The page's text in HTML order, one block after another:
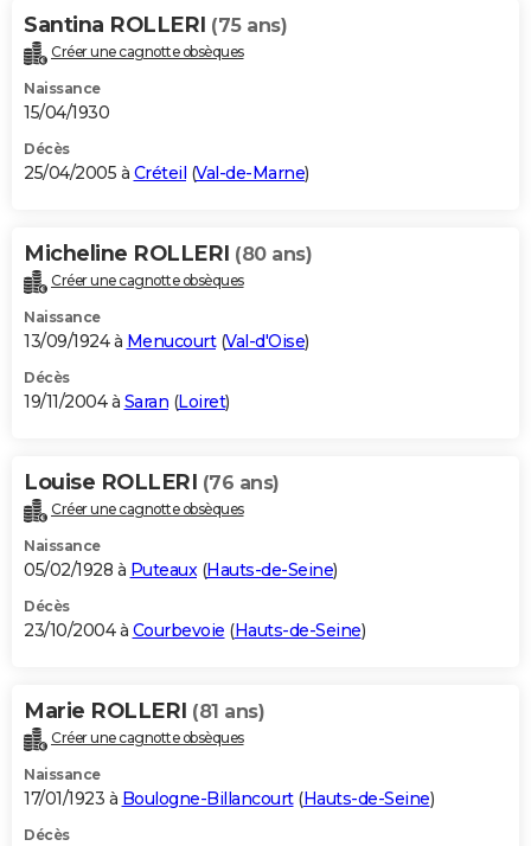
Santina ROLLERI (75 ans)
Créer une cagnotte obsèques
Naissance
15/04/1930
Décès
25/04/2005 à Créteil (Val-de-Marne)
Micheline ROLLERI (80 ans)
Créer une cagnotte obsèques
Naissance
13/09/1924 à Menucourt(Val-d'Oise)
Décès
19/11/2004 à Saran (Loiret)
Louise ROLLERI (76 ans)
Créer une cagnotte obsèques
Naissance
05/02/1928 à Puteaux(Hauts-de-Seine)
Décès
23/10/2004 à Courbevoie (Hauts-de-Seine)
Marie ROLLERI (81 ans)
Créer une cagnotte obsèques
Naissance
17/01/1923 à Boulogne-Billancourt(Hauts-de-Seine)
Décès